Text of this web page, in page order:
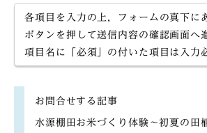
各項目を入力の上，フォームの真下に
ボタンを押して送信内容の確認画面へ
項目名に「必須」の付いた項目は入力
お問合せする記事
水源棚田お米づくり体験～初夏の田